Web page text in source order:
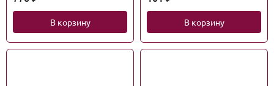
В корзину В корзину